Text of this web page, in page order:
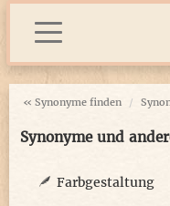
« Synonyme finden
Synonyme und
Farbgestaltung